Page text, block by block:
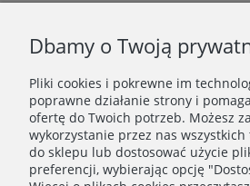
WAŻNE INFORMACJE
POLECANE STRONY
Dbamy o Twoją
Pliki cookies i pokrewne im
poprawne działanie strony i
ofertę do Twoich potrzeb. Możesz
wykorzystanie przez nas
do sklepu lub dostosować użycie
preferencji, wybierając opcję